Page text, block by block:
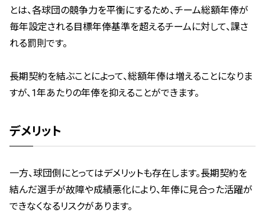
とは、各球団の競争力を平衡にするため、チーム総額年俸が
毎年設定される目標年俸基準を超えるチームに対して、課さ
れる罰則です。
長期契約を結ぶことによって、総額年俸は増えることになりま
すが、1年あたりの年俸を抑えることができます。
デメリット
一方、球団側にとってはデメリットも存在します。長期契約を
結んだ選手が故障や成績悪化により、年俸に見合った活躍が
できなくなるリスクがあります。